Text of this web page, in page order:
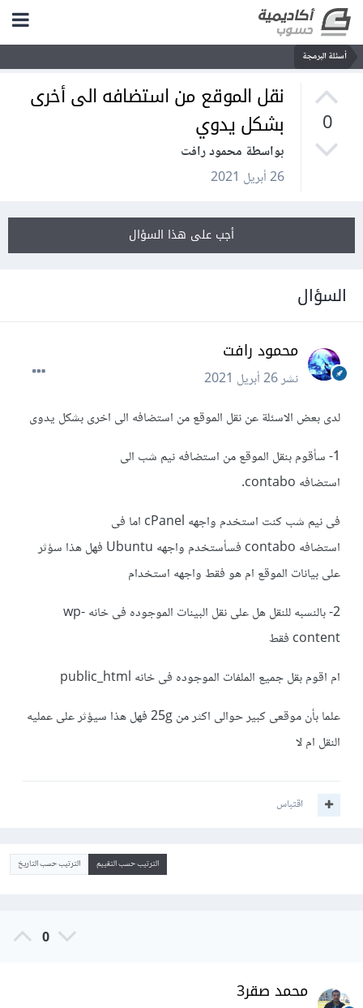
أسئلة البرمجة
0
نقل الموقع من استضافه الى أخرى
بشكل يدوي
بواسطة محمود رافت
26 أبريل 2021
أجب على هذا السؤال
السؤال
محمود رافت
نشر26 أبريل 2021
لدى بعض الاسئلة عن نقل الموقع من استضافه الى اخرى بشكل يدوى
1- سأقوم بنقل الموقع من استضافه نيم شب الى
استضافه contabo.
فى نيم شب كنت استخدم واجهه cPanel اما فى
استضافه contabo فسأستخدم واجهه Ubuntu فهل هذا سؤثر
على بيانات الموقع ام هو فقط واجهه استخدام
2- بالنسبه للنقل هل على نقل البينات الموجوده فى خانه wp-
content فقط
ام اقوم بقل جميع الملفات الموجوده فى خانه public_html
علما بأن موقعى كبير حوالى اكثر من 25g فهل هذا سيؤثر على عمليه
النقل ام لا
اقتباس
الترتيب حسب التقييم الترتيب حسب التاريخ
0
محمد صقر3